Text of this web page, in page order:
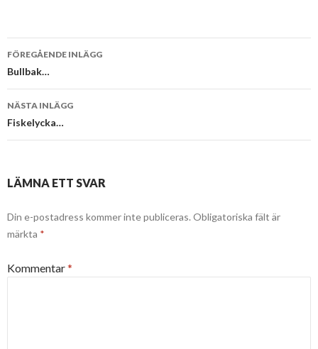
Inläggsnavigering
FÖREGÅENDE INLÄGG
Bullbak…
NÄSTA INLÄGG
Fiskelycka…
LÄMNA ETT SVAR
Din e-postadress kommer inte publiceras. Obligatoriska fält är
märkta *
Kommentar*